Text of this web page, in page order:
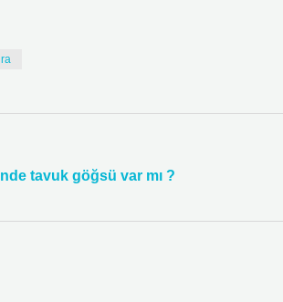
tavuk göğsü var mı ?